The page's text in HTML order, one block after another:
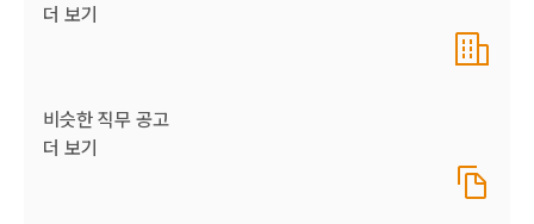
더 보기
비슷한 직무 공고
더 보기